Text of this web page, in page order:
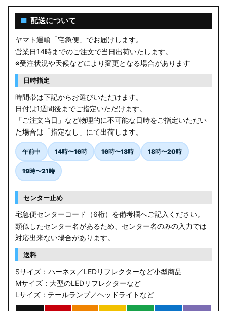
■ 配送について
ヤマト運輸「宅急便」でお届けします。
営業日14時までのご注文で当日出荷いたします。
※受注状況や天候などにより変更となる場合があります
日時指定
時間帯は下記からお選びいただけます。
日付は1週間後までご指定いただけます。
「ご注文当日」など物理的に不可能な日時をご指定いただい
た場合は「指定なし」にて出荷します。
午前中 14時〜16時 16時〜18時 18時〜20時
19時〜21時
センター止め
宅急便センターコード（6桁）を備考欄へご記入ください。
類似したセンター名があるため、センター名のみの入力では
対応出来ない場合があります。
送料
Sサイズ：ハーネス／LEDリフレクターなど小型商品
Mサイズ：大型のLEDリフレクターなど
Lサイズ：テールランプ／ヘッドライトなど